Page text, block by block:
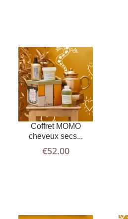
Coffret MOMO
cheveux secs...
€52.00
AJOUTER AU
PANIER
PLUS
D'INFOS